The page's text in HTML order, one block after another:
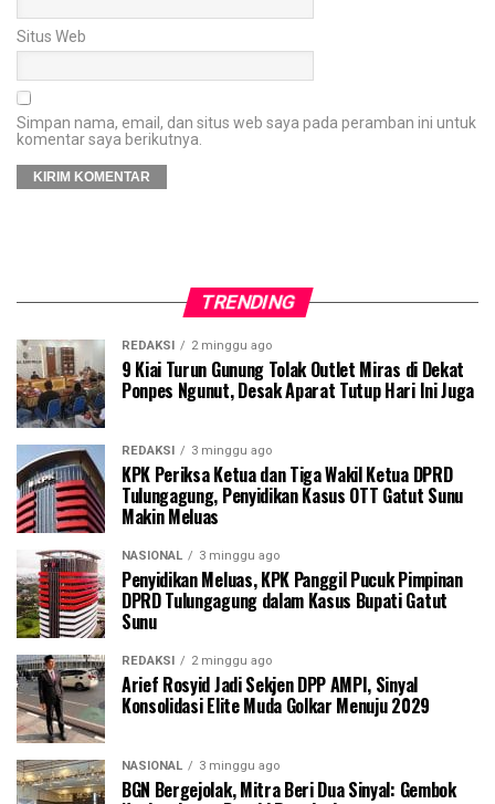
Situs Web
Simpan nama, email, dan situs web saya pada peramban ini untuk
komentar saya berikutnya.
TRENDING
REDAKSI 2 minggu ago
9 Kiai Turun Gunung Tolak Outlet Miras di Dekat
Ponpes Ngunut, Desak Aparat Tutup Hari Ini Juga
REDAKSI 3 minggu ago
KPK Periksa Ketua dan Tiga Wakil Ketua DPRD
Tulungagung, Penyidikan Kasus OTT Gatut Sunu
Makin Meluas
NASIONAL 3 minggu ago
Penyidikan Meluas, KPK Panggil Pucuk Pimpinan
DPRD Tulungagung dalam Kasus Bupati Gatut
Sunu
REDAKSI 2 minggu ago
Arief Rosyid Jadi Sekjen DPP AMPI, Sinyal
Konsolidasi Elite Muda Golkar Menuju 2029
NASIONAL 3 minggu ago
BGN Bergejolak, Mitra Beri Dua Sinyal: Gembok